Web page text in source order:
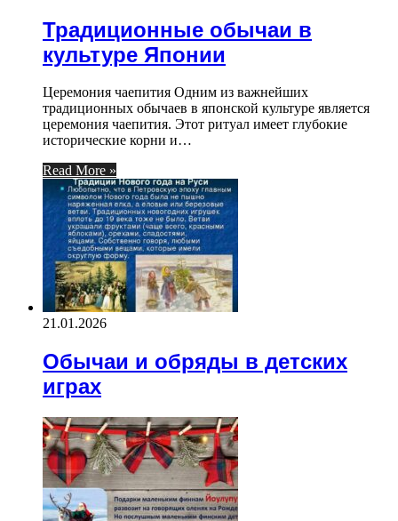
Традиционные обычаи в
культуре Японии
Церемония чаепития Одним из важнейших
традиционных обычаев в японской культуре является
церемония чаепития. Этот ритуал имеет глубокие
исторические корни и…
Read More »
21.01.2026
Обычаи и обряды в детских
играх